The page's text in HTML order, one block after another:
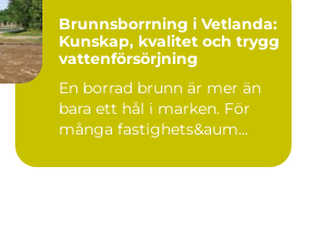
Brunnsborrning i Vetlanda:
Kunskap, kvalitet och trygg
vattenförsörjning
En borrad brunn är mer än
bara ett hål i marken. För
många fastighets&aum...